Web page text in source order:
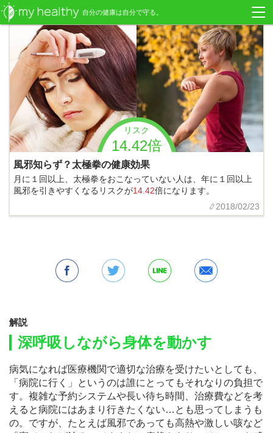
リスク
14.42倍
風邪知らず？太極拳の健康効果
月に１回以上、太極拳をおこなっていない人は、年に１回以上
風邪を引きやすくなるリスクが14.42倍になります。
2018/02/23
解説
深呼吸しながら身体を動かす
病気になれば医療機関で適切な治療を受けたいとしても、
「病院に行く」というのは誰にとってもそれなりの負担で
す。複雑な予約システムや長い待ち時間、治療費などを考
えると病院にはあまり行きたくない…とも思ってしまうも
の。ですが、たとえば風邪であっても高熱や激しい咳など
自分の健康は自分で守る。